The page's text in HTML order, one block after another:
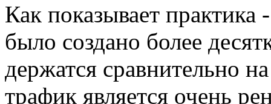
Как показывает практика
было создано более
держатся сравнительно
трафик является очень